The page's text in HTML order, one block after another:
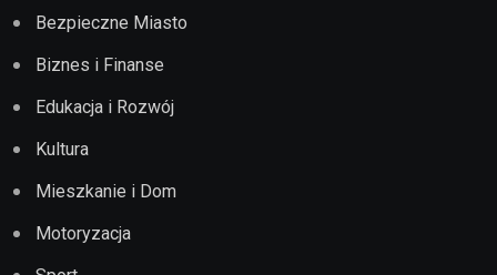
Bezpieczne Miasto
Biznes i Finanse
Edukacja i Rozwój
Kultura
Mieszkanie i Dom
Motoryzacja